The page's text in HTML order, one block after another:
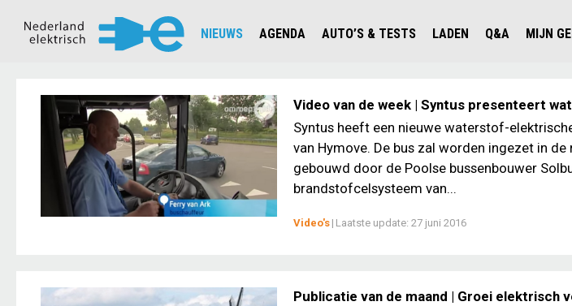
NIEUWS
CIJFERS EN STATISTIEKEN EV'S IN NEDERLAND
AANMELDEN NIEUWSBRIEF
AGENDA
AUTO’S & TESTS
JOUW VOLGENDE AUTO ELEKTRISCH?
LADEN
Q&A
OPLADEN
SLIM LADEN
MIJN
VVE
Video van de week | Syntus presenteert
Syntus heeft een nieuwe waterstof-
van Hymove. De bus zal worden ingezet in
gebouwd door de Poolse bussenbouwer
brandstofcelsysteem van...
Video's | Laatste update: 27 juni 2016
Publicatie van de maand | Groei elektrisch